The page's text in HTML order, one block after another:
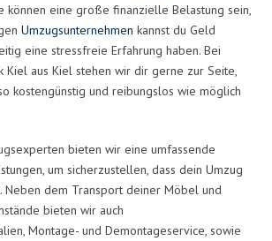
können eine große finanzielle Belastung sein,
Umzugsunternehmen kannst du Geld
eine stressfreie Erfahrung haben. Bei
Kiel aus Kiel stehen wir dir gerne zur Seite,
kostengünstig und reibungslos wie möglich
bieten wir eine umfassende
um sicherzustellen, dass dein Umzug
Neben dem Transport deiner Möbel und
bieten wir auch
Montage- und Demontageservice, sowie